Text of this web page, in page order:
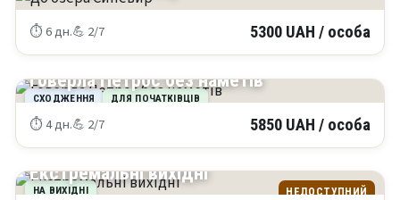
⏱ 6 дн.💪 2/7 5300 UAH / особа
СХОДЖЕННЯ ДЛЯ ПОЧАТКІВЦІВ
КАРПАТИ
Говерла Петрос без наметів
⏱ 4 дн.💪 2/7 5850 UAH / особа
НЕДОСТУПНИЙ
НА ВИХІДНІ
КРИМ
Екстремальні вихідні